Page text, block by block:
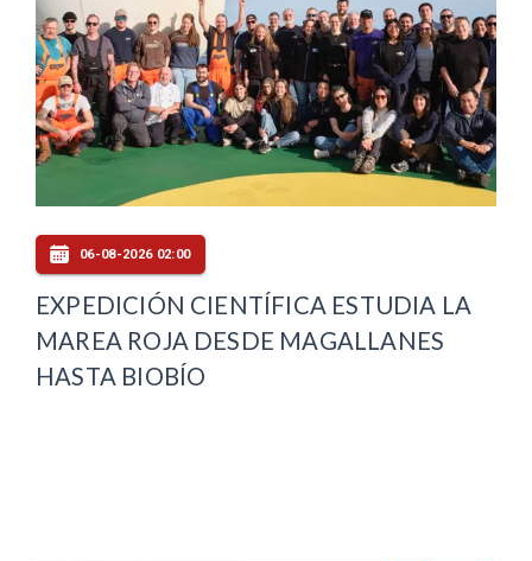
06-08-2026 02:00
EXPEDICIÓN CIENTÍFICA ESTUDIA LA
MAREA ROJA DESDE MAGALLANES
HASTA BIOBÍO